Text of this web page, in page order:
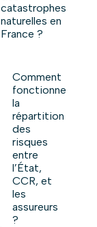
catastrophes
naturelles en
France ?
Comment
fonctionne
la
répartition
des
risques
entre
l’État,
CCR, et
les
assureurs
?